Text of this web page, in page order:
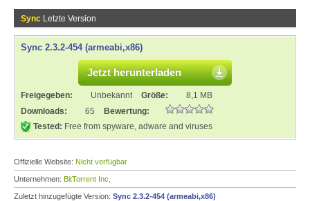
Sync Letzte Version
Sync 2.3.2-454 (armeabi,x86)
Jetzt herunterladen
Freigegeben: Unbekannt Größe:
8,1 MB
Downloads:
65
Bewertung:
Tested: Free from spyware, adware and viruses
Offizielle Website: Nicht verfügbar
Unternehmen: BitTorrent Inc,
Zuletzt hinzugefügte Version: Sync 2.3.2-454 (armeabi,x86)